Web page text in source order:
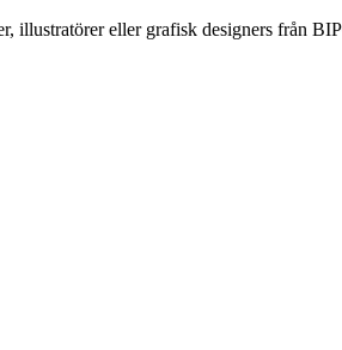
illustratörer eller grafisk designers från